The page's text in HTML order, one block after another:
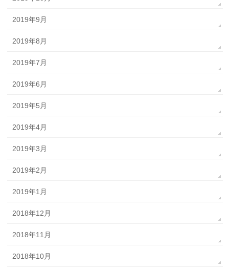
2019年9月
2019年8月
2019年7月
2019年6月
2019年5月
2019年4月
2019年3月
2019年2月
2019年1月
2018年12月
2018年11月
2018年10月